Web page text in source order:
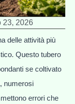
23, 2026
delle attività più
Questo tubero
se coltivato
numerosi
errori che